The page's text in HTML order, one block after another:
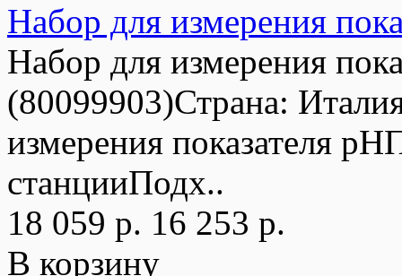
Набор для измерения
Набор для измерения
(80099903)Страна:
измерения показателя
станцииПодх..
18 059 р. 16 253 р.
В корзину